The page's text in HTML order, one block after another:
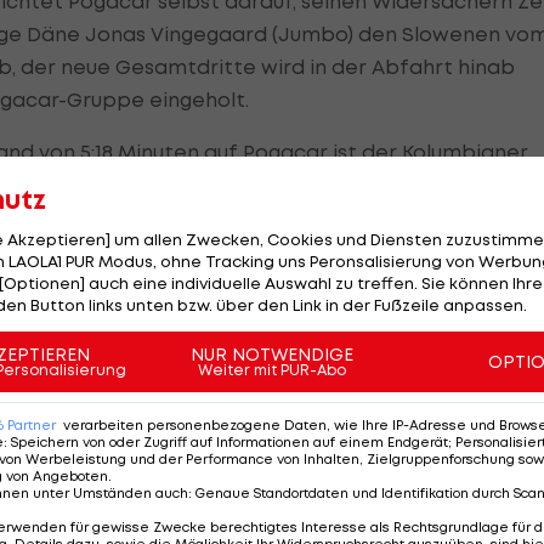
Däne Jonas Vingegaard (Jumbo) den Slowenen
der neue Gesamtdritte wird in der Abfahrt hinab
Gruppe eingeholt.
von 5:18 Minuten auf Pogacar ist der Kolumbianer
Quintana - mit nun sechs Punkten Vorsprung auf
der ikonischsten Aufstiege" imRadsport ein
Frankreich-Rundfahrt: "Vielleicht ist es mein
die an diesem Tag 4.600 Höhenmeter zu bieten hat.
Quer-Weltmeister jeweils bei
im Massensprint geworden. 51 Jahre nach
Eddy Merckxx siegt wieder ein Belgier auf
Akzeptieren] um allen Zwecken, Cookies und Diensten
PUR Modus, ohne Tracking uns Peronsalisierung von
auch eine individuelle Auswahl zu treffen. Sie können
Button links unten bzw. über den Link in der Fußzeile anpassen.
NUR NOTWENDIGE
Weiter mit PUR-Abo
Partner verarbeiten personenbezogene Daten, wie Ihre IP-Adresse und
: Speichern von oder Zugriff auf Informationen auf einem Endgerät;
Werbeleistung und der Performance von Inhalten, Zielgruppenforschung
von Angeboten
unter Umständen auch: Genaue Standortdaten und Identifikation durch
für gewisse Zwecke berechtigtes Interesse als Rechtsgrundlage für